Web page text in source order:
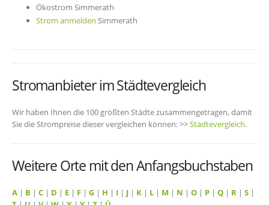
Ökostrom Simmerath
Strom anmelden Simmerath
Stromanbieter im Städtevergleich
Wir haben Ihnen die 100 größten Städte zusammengetragen, damit
Sie die Strompreise dieser vergleichen können: >>Städtevergleich.
Weitere Orte mit den Anfangsbuchstaben
A | B | C | D | E | F | G | H | I | J | K | L | M | N | O | P | Q | R | S |